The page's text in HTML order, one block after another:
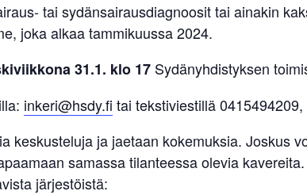
tai sydänsairausdiagnoosit tai ainakin
joka alkaa tammikuussa 2024.
31.1. klo 17 Sydänyhdistyksen
inkeri@hsdy.fi tai tekstiviestillä
keskusteluja ja jaetaan kokemuksia. Joskus
samassa tilanteessa olevia
järjestöistä: